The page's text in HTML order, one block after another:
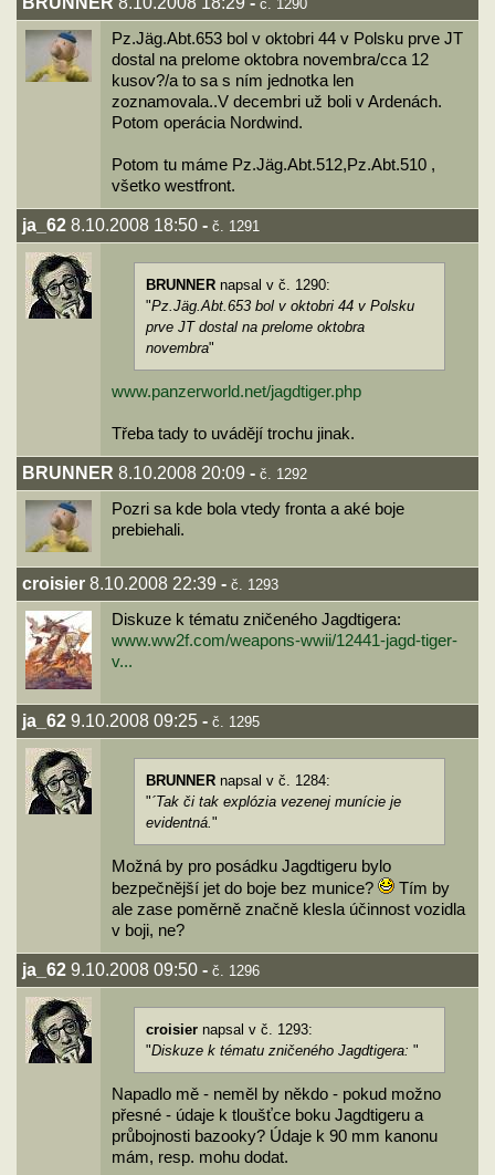
č. 1290
Pz.Jäg.Abt.653 bol v oktobri 44 v Polsku prve JT
dostal na prelome oktobra novembra/cca 12
kusov?/a to sa s ním jednotka len
zoznamovala..V decembri už boli v Ardenách.
Potom operácia Nordwind.
Potom tu máme Pz.Jäg.Abt.512,Pz.Abt.510 ,
všetko westfront.
ja_62 8.10.2008 18:50 - č. 1291
BRUNNER napsal v č. 1290:
"Pz.Jäg.Abt.653 bol v oktobri 44 v Polsku
prve JT dostal na prelome oktobra
novembra"
www.panzerworld.net/jagdtiger.php
Třeba tady to uvádějí trochu jinak.
BRUNNER 8.10.2008 20:09 - č. 1292
Pozri sa kde bola vtedy fronta a aké boje
prebiehali.
croisier 8.10.2008 22:39 - č. 1293
Diskuze k tématu zničeného Jagdtigera:
www.ww2f.com/weapons-wwii/12441-jagd-tiger-
v...
ja_62 9.10.2008 09:25 - č. 1295
BRUNNER napsal v č. 1284:
"´Tak či tak explózia vezenej munície je
evidentná."
Možná by pro posádku Jagdtigeru bylo
bezpečnější jet do boje bez munice?
Tím by
ale zase poměrně značně klesla účinnost vozidla
v boji, ne?
ja_62 9.10.2008 09:50 - č. 1296
croisier napsal v č. 1293:
"Diskuze k tématu zničeného Jagdtigera: "
Napadlo mě - neměl by někdo - pokud možno
přesné - údaje k tloušťce boku Jagdtigeru a
průbojnosti bazooky? Údaje k 90 mm kanonu
mám, resp. mohu dodat.